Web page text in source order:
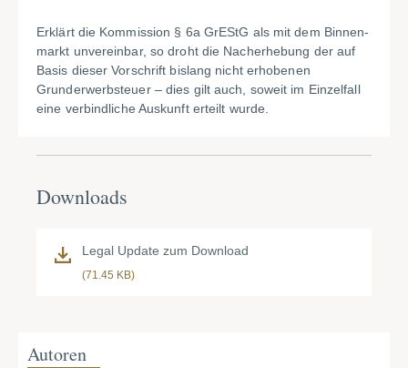
Erklärt die Kommission § 6a GrEStG als mit dem Binnen­
markt unvereinbar, so droht die Nacherhebung der auf
Basis dieser Vorschrift bislang nicht erhobenen
Grunderwerbsteuer – dies gilt auch, soweit im Einzelfall
eine verbindliche Auskunft erteilt wurde.
Downloads
Legal Update zum Download
(71.45 KB)
Autoren